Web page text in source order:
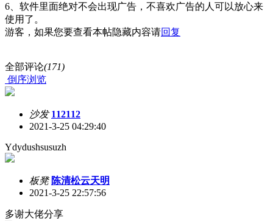
6、软件里面绝对不会出现广告，不喜欢广告的人可以放心来
使用了。
游客，如果您要查看本帖隐藏内容请回复
全部评论(171)
倒序浏览
沙发 112112
2021-3-25 04:29:40
Ydydushsusuzh
板凳 陈清松云天明
2021-3-25 22:57:56
多谢大佬分享